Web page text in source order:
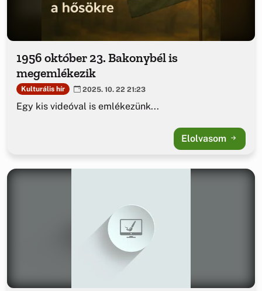
1956 október 23. Bakonybél is
megemlékezik
Kulturális hír 2025. 10. 22 21:23
Egy kis videóval is emlékezünk...
Elolvasom